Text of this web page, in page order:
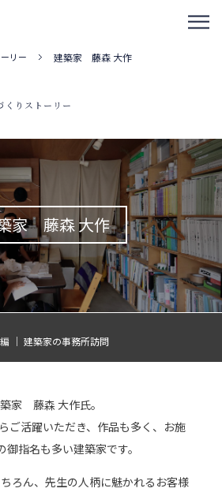
リー 建築家 藤森 大作
くりストーリー
家 藤森 大作
｜ 建築家の事務所訪問
家 藤森 大作氏。
ご活躍いただき、作品も多く、お施
御指名も多い建築家です。
ろん、先生の人柄に魅かれるお客様